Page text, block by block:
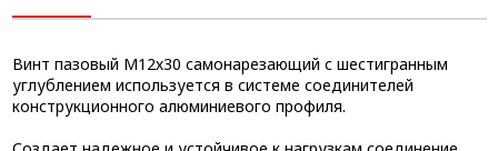
Винт пазовый М12х30 самонарезающий с шестигранным
углублением используется в системе соединителей
конструкционного алюминиевого профиля.